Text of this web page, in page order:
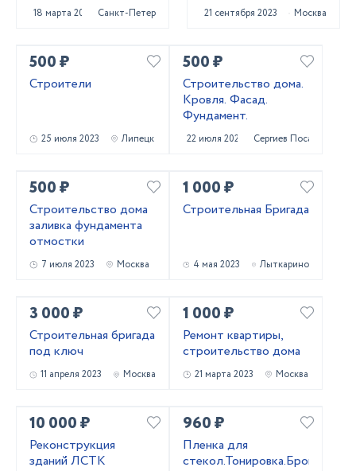
18 марта 2024 Санкт-Петербург 21 сентября 2023 Москва
500 ₽
Строители
25 июля 2023 Липецк
500 ₽
Строительство дома.
Кровля. Фасад.
Фундамент.
22 июля 2023 Сергиев Посад
500 ₽
Строительство дома
заливка фундамента
отмостки
7 июля 2023 Москва
1 000 ₽
Строительная Бригада
4 мая 2023 Лыткарино
3 000 ₽
Строительная бригада
под ключ
11 апреля 2023 Москва
1 000 ₽
Ремонт квартиры,
строительство дома
21 марта 2023 Москва
10 000 ₽
Реконструкция
зданий ЛСТК
960 ₽
Пленка для
стекол.Тонировка.Броня.